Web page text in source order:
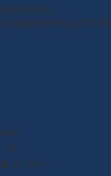
宮城県名取市閖上東3丁目
日
00
10：00〜